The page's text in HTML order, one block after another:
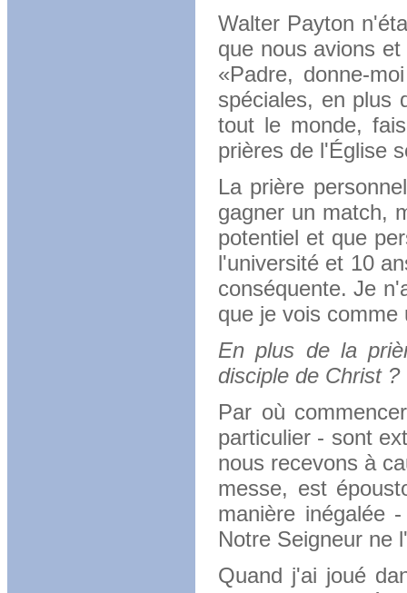
Walter Payton
que nous avions
«Padre, donne-
spéciales, en plus
tout le monde,
prières de l'Église
La prière
gagner un match,
potentiel et que
l'université et 10
conséquente.Je
que je vois comme
En plus de la
disciple de Christ ?
Par où
particulier - sont
nous recevons à
messe, est
manière inégalée
Notre Seigneur ne
Quand j'ai joué